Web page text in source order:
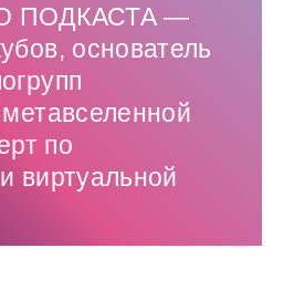
ПОДКАСТА —
основатель
по
виртуальной